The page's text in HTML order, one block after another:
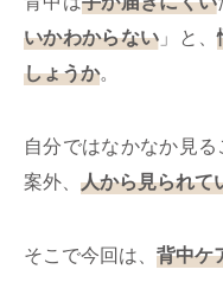
いかわからない 」と、
しょうか。
自分ではなかなか見
案外、 人から見られて
そこで今回は、 背中ケ